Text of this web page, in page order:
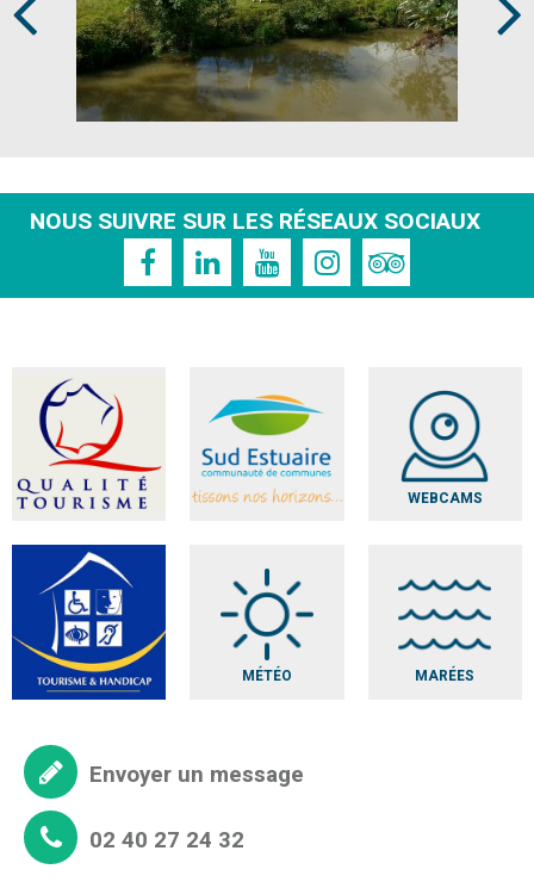
NOUS SUIVRE SUR LES RÉSEAUX SOCIAUX
WEBCAMS
MÉTÉO MARÉES
Envoyer un message
02 40 27 24 32